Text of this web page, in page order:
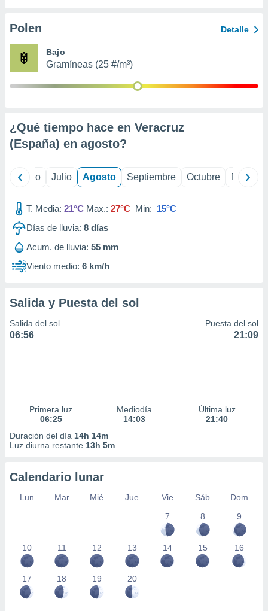
e
mediante
publicidad
publicidad
de
Polen Detalle
Bajo
Gramíneas (25 #/m³)
¿Qué tiempo hace en Veracruz
(España) en agosto?
Junio Julio Agosto Septiembre Octubre
T. Media: 21°C Max.: 27°C Min: 15°C
Días de lluvia: 8 días
Acum. de lluvia: 55 mm
Viento medio: 6 km/h
Salida y Puesta del sol
Salida del sol
06:56
Puesta del sol
21:09
Primera luz
06:25
Mediodía
14:03
Última luz
21:40
Duración del día 14h 14m
Luz diurna restante 13h 5m
Calendario lunar
Lun Mar Mié Jue Vie Sáb
Dom
7
8 9
10 11 12 13 14 15 16
17 18 19 20